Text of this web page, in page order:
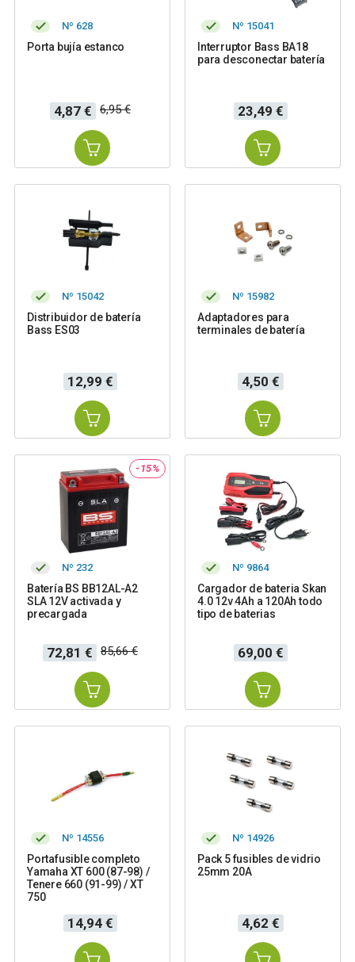
Nº 628
Porta bujía estanco
Precio
4,87 €
Precio
base
6,95 €
Nº 15041
Interruptor Bass BA18
para desconectar batería
Precio
23,49 €
Nº 15042
Distribuidor de batería
Bass ES03
Precio
12,99 €
Nº 15982
Adaptadores para
terminales de batería
Precio
4,50 €
-15%
Nº 232
Batería BS BB12AL-A2
SLA 12V activada y
precargada
Precio
72,81 €
Precio
base
85,66 €
Nº 9864
Cargador de bateria Skan
4.0 12v 4Ah a 120Ah todo
tipo de baterias
Precio
69,00 €
Nº 14556
Portafusible completo
Yamaha XT 600 (87-98) /
Tenere 660 (91-99) / XT
750
Precio
14,94 €
Nº 14926
Pack 5 fusibles de vidrio
25mm 20A
Precio
4,62 €